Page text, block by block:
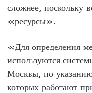
сложнее, поскольку
«ресурсы».
«Для определения
используются
Москвы, по
которых работают